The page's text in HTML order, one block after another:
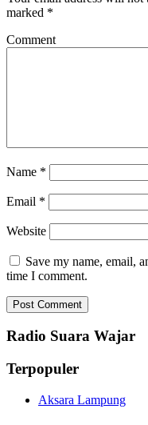
marked *
Comment
Name *
Email *
Website
Save my name, email,
time I comment.
Radio Suara Wajar
Terpopuler
Aksara Lampung